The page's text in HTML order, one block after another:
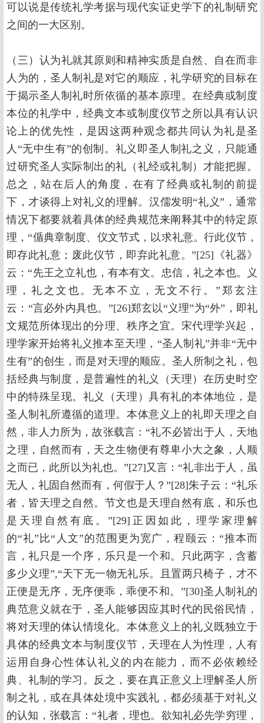
可以说是传统礼学考据与现代实证史学下的礼制研究
之间的一大区别。
（三）认为礼就其原则和精神实质是自然、自在而非
人为的，圣人制礼是对它的顺应，礼学研究的目标在
于揭示圣人制礼时所依循的基本原理。在经典或制度
本位的礼学中，经典文本或制度仪节之所以具有认识
论上的优先性，是因这两种观念都共同认为礼是圣
人“无中生有”的创制。礼义即圣人制礼之义，只能通
过研究圣人实际制出的礼（礼经或礼制）才能把握。
总之，站在后人的角度，在有了经典或礼制的前提
下，才谈得上对礼义的理解。汉儒发明“礼义”，通常
情况下都要就着具体的经典规范来阐释其中的特定原
理，“偱典章制度、仪文节式，以求礼意。行此仪节，
即存此礼意；废此仪节，即弃此礼意。”[25]《礼器》
云：“先王之立礼也，有本有文。忠信，礼之本也。义
理，礼之文也。无本不立，无文不行。”郑玄注
云：“言必外内具也。”[26]郑玄以“义理”为“外”，即礼
文规范所体现出的分理、秩序之宜。宋代理学兴起，
理学家开始将礼义推本至天理，“圣人制礼”并非“无中
生有”的创生，而是对天理的顺应。圣人所制之礼，包
括经典与制度，是普遍性的礼义（天理）在历史时空
中的特殊呈现。礼义（天理）具有礼的本体地位，是
圣人制礼所遵循的道理。本体意义上的礼即天理之自
然，非人力所为，故张载言：“礼不必皆出于人，天地
之理，自然而有，天之生物便有尊卑小大之象，人顺
之而已，此所以为礼也。”[27]又言：“礼非出于人，虽
无人，礼固自然而有，何假于人？”[28]朱子云：“礼乐
者，皆天理之自然。节文也是天理自然有底，和乐也
是天理自然有底。”[29]正因如此，理学家理解
的“礼”比“人文”的范围更为宽广，程颐云：“推本而
言，礼只是一个序，乐只是一个和。只此两字，含蓄
多少义理”,“天下无一物无礼乐。且置两只椅子，才不
正便是无序，无序便乖，乖便不和。”[30]圣人制礼的
典范意义就在于，圣人能够因应其时代的民俗民情，
将对天理的体认情境化。本体意义上的礼义既独立于
具体的经典文本与制度仪节，天理在人为性理，人有
运用自身心性体认礼义的内在能力，而不必依赖经
典、礼制的学习。反之，要在真正意义上理解圣人所
制之礼，或在具体处境中实践礼，都必须基于对礼义
的认知，张载言：“礼者，理也。欲知礼必先学穷理，